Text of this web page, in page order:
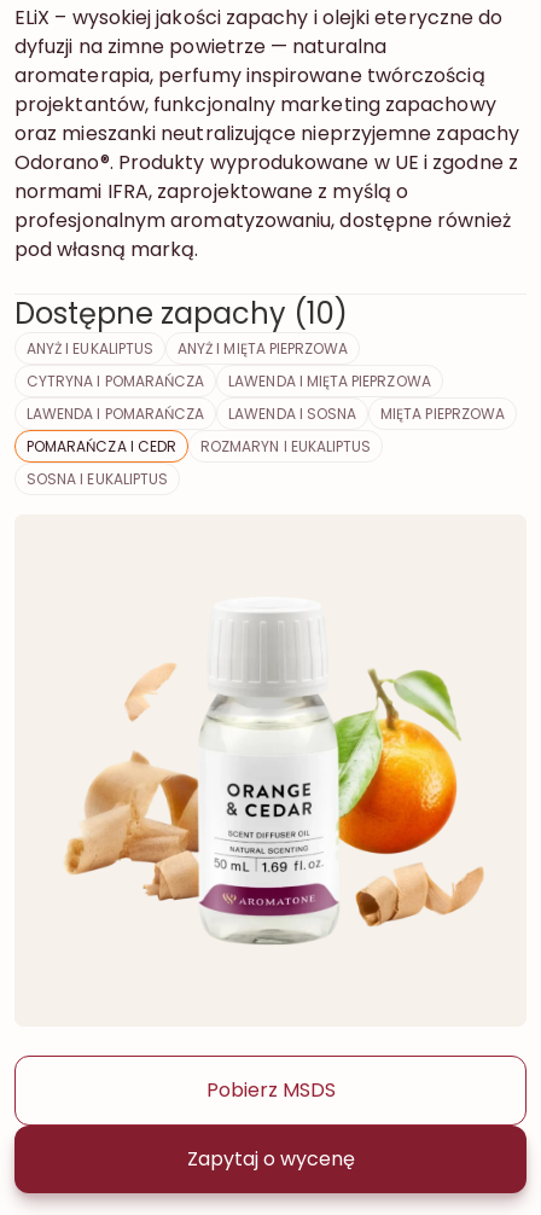
Pobierz MSDS
Zapytaj o wycenę
ELiX – wysokiej jakości zapachy i olejki eteryczne do
dyfuzji na zimne powietrze — naturalna
aromaterapia, perfumy inspirowane twórczością
projektantów, funkcjonalny marketing zapachowy
oraz mieszanki neutralizujące nieprzyjemne zapachy
Odorano®. Produkty wyprodukowane w UE i zgodne z
normami IFRA, zaprojektowane z myślą o
profesjonalnym aromatyzowaniu, dostępne również
pod własną marką.
Dostępne zapachy (10)
ANYŻ I EUKALIPTUS
ANYŻ I MIĘTA PIEPRZOWA
CYTRYNA I POMARAŃCZA
LAWENDA I MIĘTA PIEPRZOWA
LAWENDA I POMARAŃCZA
LAWENDA I SOSNA
MIĘTA PIEPRZOWA
POMARAŃCZA I CEDR
ROZMARYN I EUKALIPTUS
SOSNA I EUKALIPTUS